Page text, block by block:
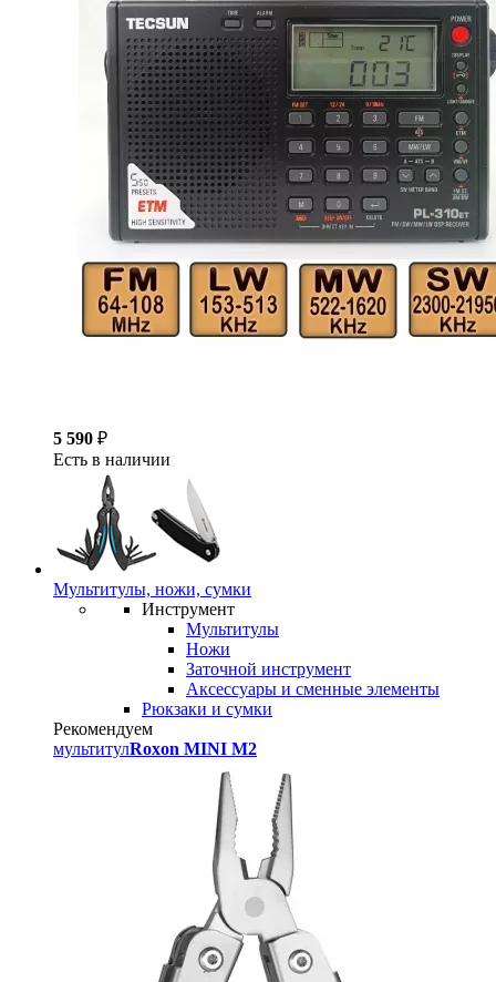
5 590 ₽
Есть в наличии
Мультитулы, ножи, сумки
Инструмент
Мультитулы
Ножи
Заточной инструмент
Аксессуары и сменные элементы
Рюкзаки и сумки
Рекомендуем
мультитулRoxon MINI M2